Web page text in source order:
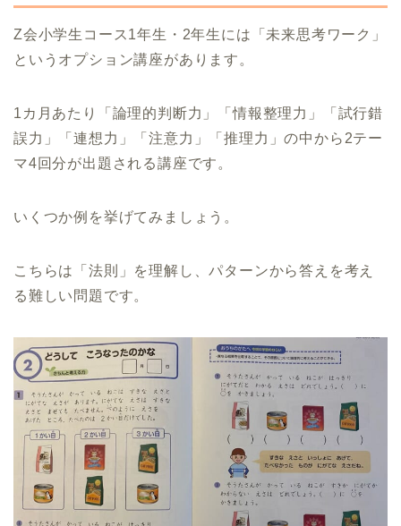
Z会小学生コース1年生・2年生には「未来思考ワーク」
というオプション講座があります。
1カ月あたり「論理的判断力」「情報整理力」「試行錯
誤力」「連想力」「注意力」「推理力」の中から2テー
マ4回分が出題される講座です。
いくつか例を挙げてみましょう。
こちらは「法則」を理解し、パターンから答えを考え
る難しい問題です。